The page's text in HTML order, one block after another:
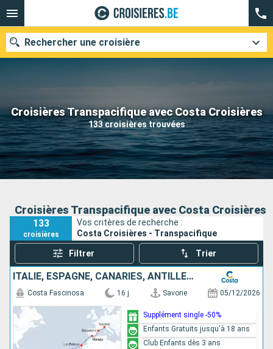
Croisières Transpacifique avec Costa Croisières
133 croisières trouvées
Rechercher une croisière
Nos destinations
Mois de départ
Ports Compagnies
Croisières Transpacifique avec Costa Croisières
133
croisières
Vos critères de recherche :
Costa Croisières - Transpacifique
Filtrer Trier
ITALIE, ESPAGNE, CANARIES, ANTILLES, RÉP.DOMINICAINE
Costa Fascinosa 16 j Savone 05/12/2026
Supplément single -50%
Enfants Gratuits jusqu'à 18 ans
Club Enfants dès 3 ans